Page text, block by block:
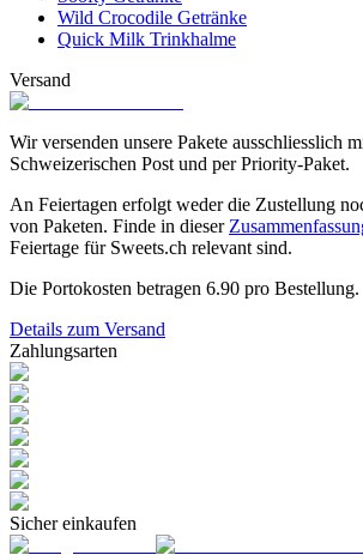
Wild Crocodile Getränke
Quick Milk Trinkhalme
Versand
Wir versenden unsere Pakete ausschliesslich
Schweizerischen Post und per Priority-Paket.
An Feiertagen erfolgt weder die Zustellung
von Paketen. Finde in dieser
Feiertage für Sweets.ch relevant sind.
Die Portokosten betragen 6.90 pro Bestellung.
Details zum Versand
Zahlungsarten
Sicher einkaufen